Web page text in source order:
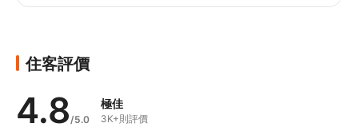
住客評價
4.8/5.0
極佳
3K+則評價